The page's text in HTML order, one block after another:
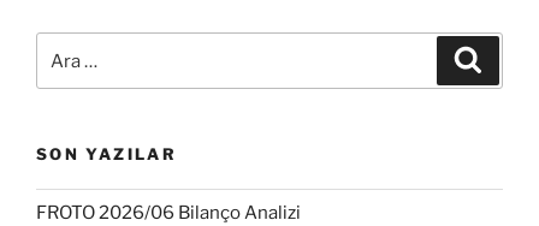
SON YAZILAR
FROTO 2026/06 Bilanço Analizi